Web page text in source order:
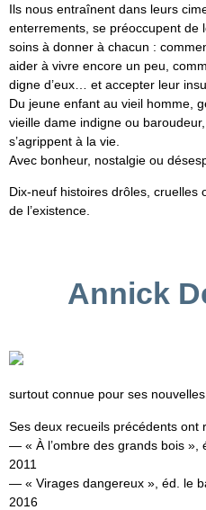
Ils nous entraînent dans leurs
enterrements, se préoccupent de
soins à donner à chacun :
aider à vivre encore un peu,
digne d’eux… et accepter leur
Du jeune enfant au vieil homme,
vieille dame indigne ou
s’agrippent à la vie.
Avec bonheur, nostalgie ou
Dix-neuf histoires drôles, cruelles
de l’existence.
Annick
surtout connue pour ses nouvelles.
Ses deux recueils précédents ont
— « À l’ombre des grands bois »,
2011
— « Virages dangereux », éd. le
2016